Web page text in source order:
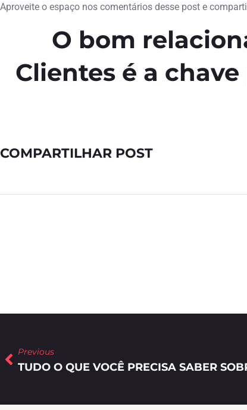
Aproveite o espaço nos comentários desse post e
O bom
Clientes é a chave
COMPARTILHAR POST
Previous